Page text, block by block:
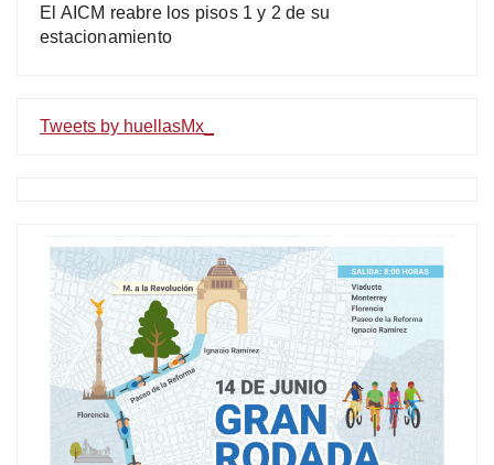
El AICM reabre los pisos 1 y 2 de su
estacionamiento
Tweets by huellasMx_